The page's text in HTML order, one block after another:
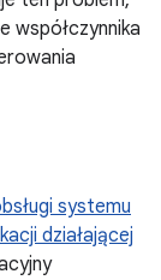
współczynnika
systemu
działającej